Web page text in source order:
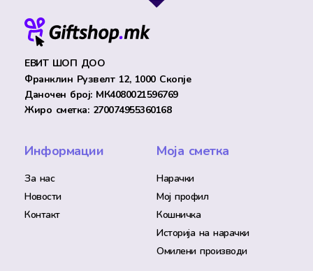
ЕВИТ ШОП ДОО
Франклин Рузвелт 12, 1000 Скопје
Даночен број: МК4080021596769
Жиро сметка: 270074955360168
Информации
За нас
Новости
Контакт
Моја сметка
Нарачки
Мој профил
Кошничка
Историја на нарачки
Омилени производи